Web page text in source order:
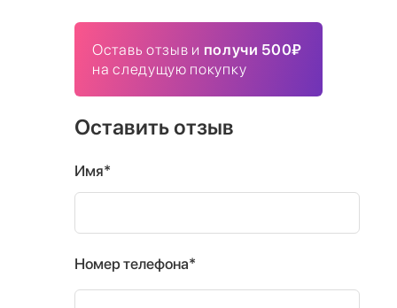
Оставь отзыв и получи 500₽
на следущую покупку
Оставить отзыв
Имя*
Номер телефона*